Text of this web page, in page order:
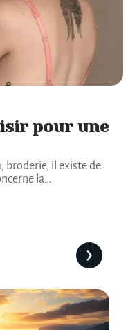
pour une
broderie, il existe de
la…